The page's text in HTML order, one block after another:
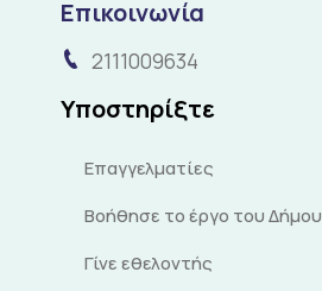
Επικοινωνία
2111009634
Υποστηρίξτε
Επαγγελματίες
Βοήθησε το έργο του Δήμου
Γίνε εθελοντής